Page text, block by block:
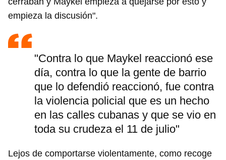
empieza la discusión".
"Contra lo que Maykel reaccionó ese
día, contra lo que la gente de barrio
que lo defendió reaccionó, fue contra
la violencia policial que es un hecho
en las calles cubanas y que se vio en
toda su crudeza el 11 de julio"
Lejos de comportarse violentamente, como recoge